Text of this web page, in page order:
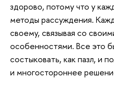
здорово, потому что у
методы рассуждения.
своему, связывая со
особенностями. Все это
состыковать, как пазл, и
и многостороннее